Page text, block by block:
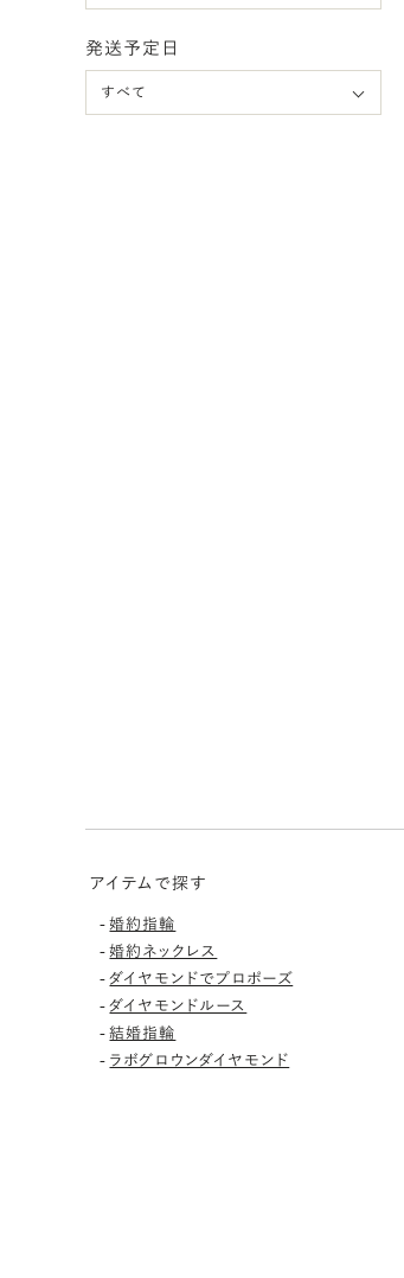
発送予定日
アイテムで探す
-婚約指輪
-婚約ネックレス
-ダイヤモンドでプロポーズ
-ダイヤモンドルース
-結婚指輪
- ラボグロウンダイヤモンド